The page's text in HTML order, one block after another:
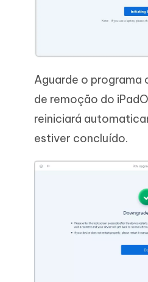
Aguarde o
de remoção do
reiniciará
estiver concluído.